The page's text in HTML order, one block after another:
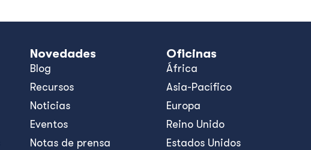
Novedades
Blog
Recursos
Noticias
Eventos
Notas de prensa
Oficinas
África
Asia-Pacífico
Europa
Reino Unido
Estados Unidos